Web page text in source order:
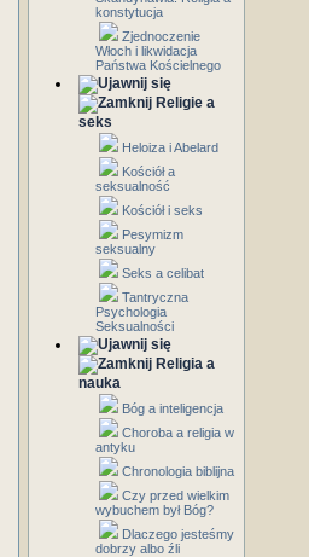
konstytucja
Zjednoczenie
Włoch i likwidacja
Państwa Kościelnego
Religie a
seks
Heloiza i Abelard
Kościół a
seksualność
Kościół i seks
Pesymizm
seksualny
Seks a celibat
Tantryczna
Psychologia
Seksualności
Religia a
nauka
Bóg a inteligencja
Choroba a religia w
antyku
Chronologia biblijna
Czy przed wielkim
wybuchem był Bóg?
Dlaczego jesteśmy
dobrzy albo źli